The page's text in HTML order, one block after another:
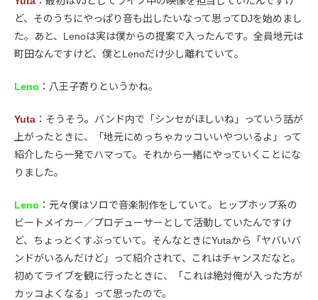
ど、そのうちにやっぱり音も出したいなって思ってDJを始めまし
た。あと、Lenoは実は僕からの提案で入ったんです。全員地元は
町田なんですけど、僕とLenoだけ少し離れていて。
Leno ：八王子寄りというかね。
Yuta ：そうそう。バンド内で「シンセがほしいね」っていう話が
上がったときに、「地元にめっちゃカッコいいやついるよ」って
紹介したら一発でハマって。それから一緒にやっていくことにな
りました。
Leno ：元々僕はソロで音楽制作をしていて。ヒップホップ系の
ビートメイカー／プロデューサーとして活動していたんですけ
ど、ちょっとくすぶっていて。そんなときにYutaから「ヤバいバ
ンドがいるんだけど」って紹介されて、これはチャンスだなと。
初めてライブを観に行ったときに、「これは絶対俺が入った方が
カッコよくなる」って思ったので。